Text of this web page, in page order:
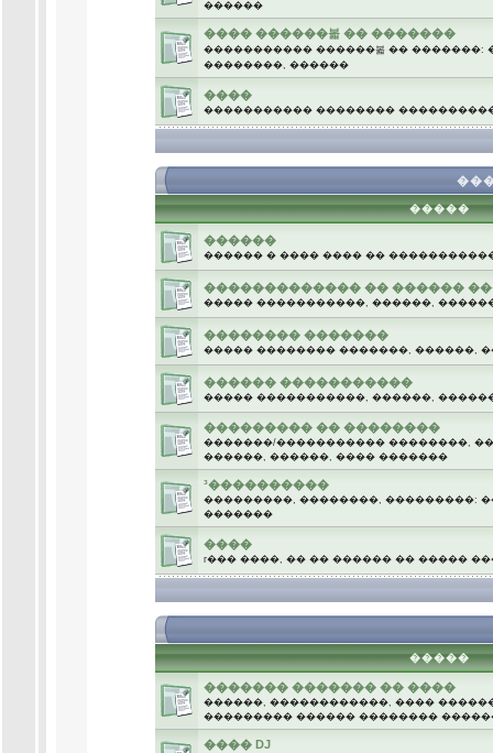
������
���� ������볿 �� �������
����������� ������볿 �� �������:
��������, ������
����
����������� ��������
�����
������
������ � ���� ���� ��
������������� �� ������
����� �����������, ������,
�������� �������
����� �������� �������, ������,
������ �����������
����� �����������, ������,
��������� �� ��������
�������/����������� ��������,
������, ������, ���� �������
³����������
���������, ��������, ���������:
�������
����
г��� ����, �� �� ������ �� �����
�����
������� ������� �� ����
������, ������������, ����
��������� ������ ��������
���� DJ